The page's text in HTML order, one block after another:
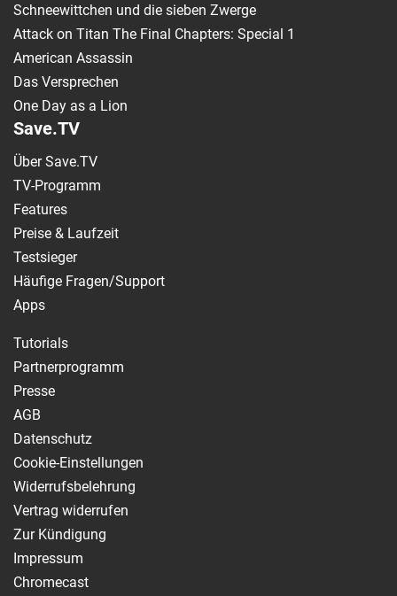
Schneewittchen und die sieben Zwerge
Attack on Titan The Final Chapters: Special 1
American Assassin
Das Versprechen
One Day as a Lion
Save.TV
Über Save.TV
TV-Programm
Features
Preise & Laufzeit
Testsieger
Häufige Fragen/Support
Apps
Tutorials
Partnerprogramm
Presse
AGB
Datenschutz
Cookie-Einstellungen
Widerrufsbelehrung
Vertrag widerrufen
Zur Kündigung
Impressum
Chromecast